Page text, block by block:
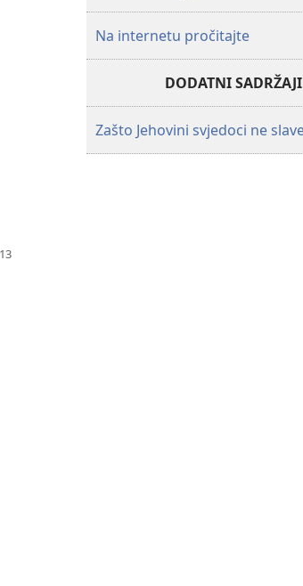
Na internetu pročitajte
DODATNI SADRŽAJI
Zašto Jehovini svjedoci ne